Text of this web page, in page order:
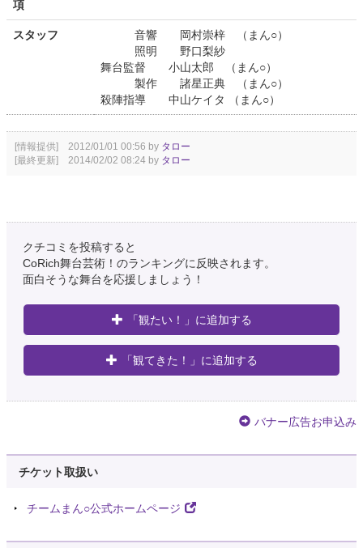
項
スタッフ
音響 岡村崇梓 （まん○）
照明 野口梨紗
舞台監督 小山太郎 （まん○）
製作 諸星正典 （まん○）
殺陣指導 中山ケイタ （まん○）
[情報提供] 2012/01/01 00:56 by タロー
[最終更新] 2014/02/02 08:24 by タロー
クチコミを投稿すると
CoRich舞台芸術！のランキングに反映されます。
面白そうな舞台を応援しましょう！
「観たい！」に追加する
「観てきた！」に追加する
バナー広告お申込み
チケット取扱い
チームまん○公式ホームページ